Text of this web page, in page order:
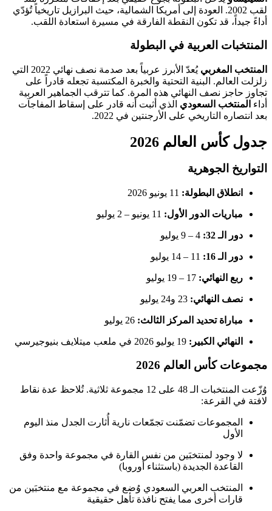
لقب 2002. العودة إلى أمريكا الشمالية، حيث البرازيل تاريخياً تُؤدّي
أداءً جيداً، قد تكون النقطة الفارقة في مسيرة استعادة اللقب.
المنتخبات العربية في البطولة
المنتخب المغربي
يُعدّ الأبرز عربياً بعد صدمة نصف نهائي 2022 التي
زلزلت العالم. البنية التحتية والخبرة المكتسبة تجعله قادراً على
تجاوز حاجز نصف النهائي هذه المرة. كما تترقب الجماهير العربية
أداء المنتخب السعودي الذي أثبت أنه قادر على إسقاط المفاجآت
بعد انتصاره التاريخي على الأرجنتين في 2022.
جدول كأس العالم 2026
التواريخ الجوهرية
انطلاق البطولة:
مباريات الدور الأول:
دور الـ 32:
دور الـ 16:
ربع النهائي:
نصف النهائي:
مباراة تحديد المركز الثالث:
النهائي الكبير:
مجموعات كأس العالم 2026
وُزّعت المنتخبات الـ 48 على 12 مجموعة ثلاثية. تُلاحظ عدة نقاط
لافتة في القرعة:
المجموعات تضمّنت تجمّعات نارية أُثارت الجدل منذ اليوم
الأول
لا وجود لمنتخبَين من نفس القارة في مجموعة واحدة وفق
القاعدة الجديدة (باستثناء أوروبا)
المنتخب العربي السعودي وُضع في مجموعة مع منتخبَين من
قارات أخرى مما يفتح نافذة تأهل حقيقية